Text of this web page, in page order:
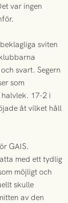
var ingen
sviten
svart. Segern
som
17-2 i
åt vilket håll
GAIS.
med ett tydlig
möjligt och
skulle
av den